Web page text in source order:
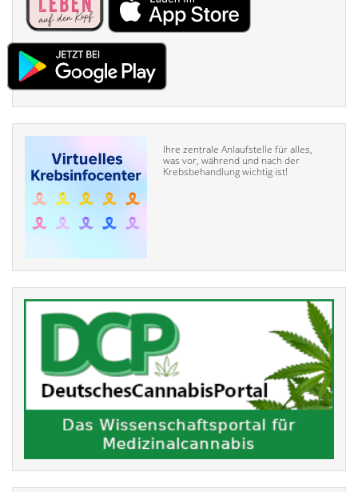
Ihre zentrale Anlaufstelle für alles,
was vor, während und nach der
Krebsbehandlung wichtig ist!